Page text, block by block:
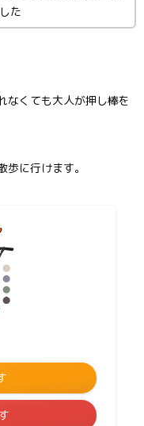
た
なくても大人が押し棒を
に行けます。